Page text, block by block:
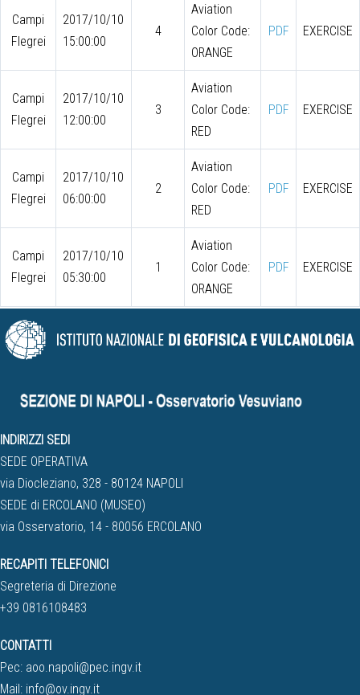
Campi
Flegrei
2017/10/10
15:00:00
4
Aviation
Color Code:
ORANGE
PDF EXERCISE
Campi
Flegrei
2017/10/10
12:00:00
3
Aviation
Color Code:
RED
PDF EXERCISE
Campi
Flegrei
2017/10/10
06:00:00
2
Aviation
Color Code:
RED
PDF EXERCISE
Campi
Flegrei
2017/10/10
05:30:00
1
Aviation
Color Code:
ORANGE
PDF EXERCISE
INDIRIZZI SEDI
SEDE OPERATIVA
via Diocleziano, 328 - 80124 NAPOLI
SEDE di ERCOLANO (MUSEO)
via Osservatorio, 14 - 80056 ERCOLANO
RECAPITI TELEFONICI
Segreteria di Direzione
+39 0816108483
CONTATTI
Pec: aoo.napoli@pec.ingv.it
Mail: info@ov.ingv.it